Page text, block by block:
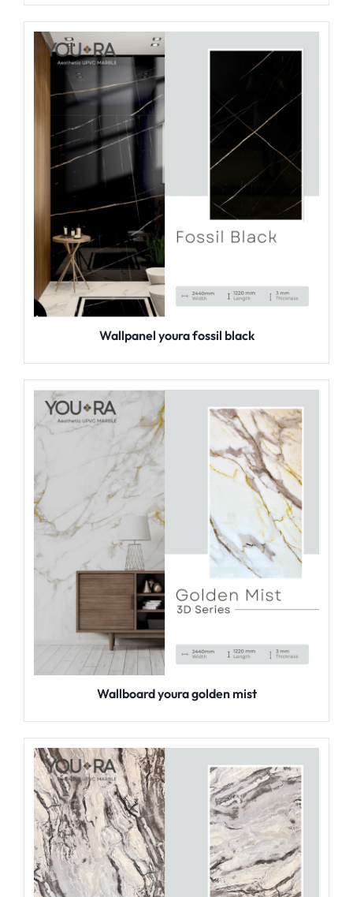
Wallpanel youra fossil black
Wallboard youra golden mist